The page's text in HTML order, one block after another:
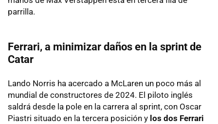
parrilla.
Ferrari, a minimizar daños en la sprint de
Catar
Lando Norris ha acercado a McLaren un poco más al
mundial de constructores de 2024. El piloto inglés
saldrá desde la pole en la carrera al sprint, con Oscar
Piastri situado en la tercera posición y los dos Ferrari